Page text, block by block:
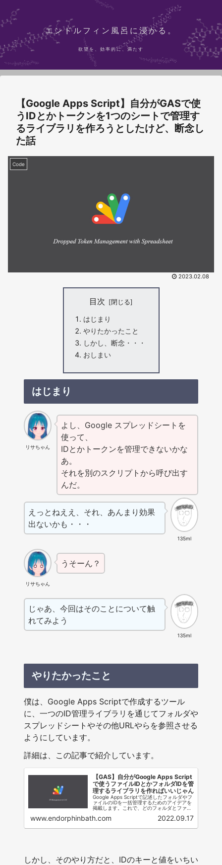
エンドルフィン風呂に浸かる。
欲望を、効率的に、満たす
【Google Apps Script】自分がGASで使
うIDとかトークンを1つのシートで管理す
るライブラリを作ろうとしたけど、断念し
た話
Code
2023.02.08
目次
はじまり
やりたかったこと
しかし、断念・・・
おしまい
はじまり
リサちゃん
よし、Google スプレッドシートを
使って、
IDとかトークンを管理できないかな
あ。
それを別のスクリプトから呼び出す
んだ。
135ml
えっとねええ、それ、あんまり効果
出ないかも・・・
リサちゃん
うそーん？
135ml
じゃあ、今回はそのことについて触
れてみよう
やりたかったこと
僕は、Google Apps Scriptで作成するツール
に、一つのID管理ライブラリを通じてフォルダや
スプレッドシートやその他URLやらを参照させる
ようにしています。
詳細は、この記事で紹介しています。
【GAS】自分がGoogle Apps Script
で使うファイルIDとかフォルダIDを管
理するライブラリを作ればいいじゃん
Google Apps Scriptで記述したフォルダやフ
ァイルのIDを一括管理するためのアイデアを
掲載します。これで、どのフォルダとファイ
管理できます。
www.endorphinbath.com 2022.09.17
しかし、そのやり方だと、IDのキーと値をいちい